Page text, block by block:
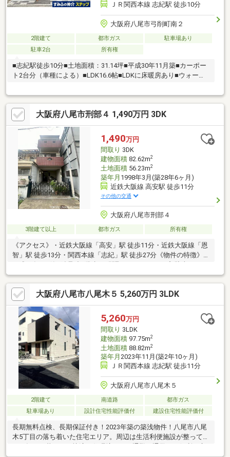
ＪＲ関西本線 志紀駅 徒歩10分
大阪府八尾市弓削町南２
2階建て 都市ガス
駐車場あり
駐車2台
所有権
■志紀駅徒歩10分■土地面積：31.14坪■平成30年11月築■カーポー
ト2台分（車種による）■LDK16.6帖■LDKに床暖房あり■ウォーク
大阪府八尾市刑部４ 1,490万円 3DK
1,490万円
間取り 3DK
建物面積82.62m2
土地面積56.23m2
築年月 1998年3月(築28年6ヶ月)
近鉄大阪線 高安駅 徒歩11分
その他の交通
大阪府八尾市刑部４
3階建て以上 都市ガス 所有権
《アクセス》・近鉄大阪線「高安」駅 徒歩11分・近鉄大阪線「恩
智」駅 徒歩13分・関西本線「志紀」駅 徒歩27分《物件の特徴》■
平成10年3月築■鉄骨造3階建て■間取り：３DKタイプ■駐車スペー
スあり(車種による)■1階と2階にトイレあり■室内丁寧に使用され
ています《担当者より一言》■ご案内・資料請求など随時承って
おりますので、お気軽にお問い合わせください。ご連絡心よりお
待ちしております。■物件の詳細及び内覧希望のお問い合わせに
つきましては、担当：塚原(つかはら)までお願いいたします。
（フリーコール：０１２０－１０９－２２９）
大阪府八尾市八尾木５ 5,260万円 3LDK
5,260万円
間取り 3LDK
建物面積97.75m2
土地面積88.82m2
築年月 2023年11月(築2年10ヶ月)
ＪＲ関西本線 志紀駅 徒歩11分
大阪府八尾市八尾木５
2階建て 南道路
都市ガス
駐車場あり
設計住宅性能評価付 建設住宅性能評価付
長期無料点検、長期保証付き！2023年築の築浅物件！八尾市八尾
木5丁目の落ち着いた住宅エリア。周辺は生活利便施設が整ってお